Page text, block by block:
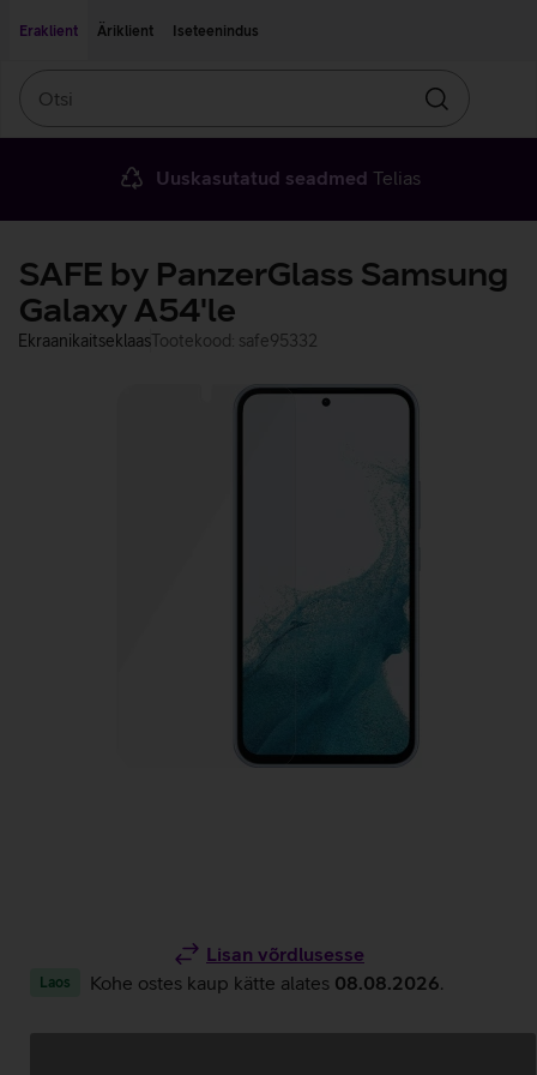
Eraklient
Äriklient Iseteenindus
Otsin
Uuskasutatud seadmed Telias
SAFE by PanzerGlass Samsung
Galaxy A54'le
EkraanikaitseklaasTootekood: safe95332
Lisan võrdlusesse
Laos Kohe ostes kaup kätte alates 08.08.2026